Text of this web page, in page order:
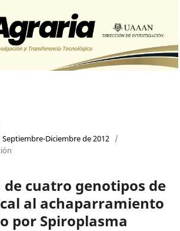
Diciembre de 2012 /
de cuatro genotipos de
al achaparramiento
por Spiroplasma